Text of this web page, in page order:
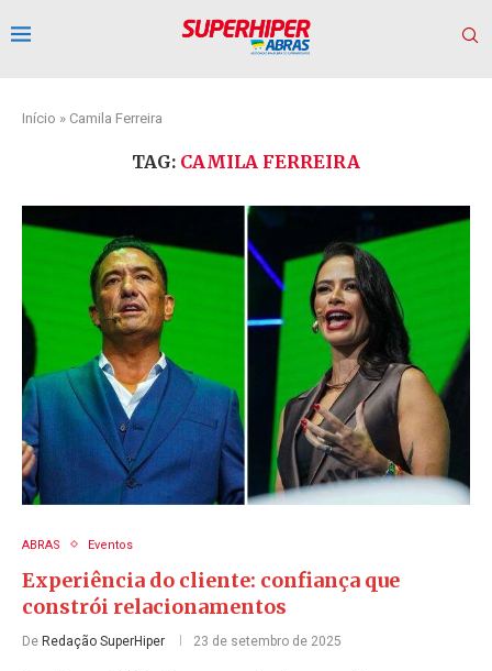
Início » Camila Ferreira
TAG: CAMILA FERREIRA
ABRAS Eventos
Experiência do cliente: confiança que
constrói relacionamentos
De Redação SuperHiper 23 de setembro de 2025